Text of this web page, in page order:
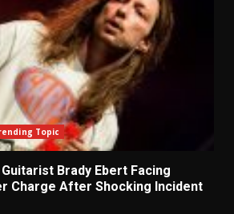
Topic
Brady Ebert Facing
Charge After Shocking Incident